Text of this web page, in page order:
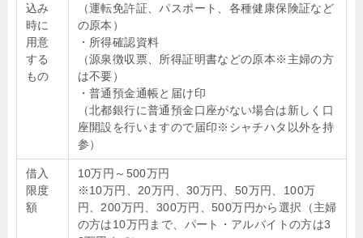
込み
時に
用意
する
もの
（運転免許証、パスポート、各種健康保険証など
の原本）
・所得確認資料
（源泉徴収票、所得証明書などの原本※主婦の方
は不要）
・普通預金通帳と届け印
（北都銀行に普通預金口座がない場合は新しく口
座開設を行いますので届印※シャチハタ以外を持
参）
借入
限度
額
10万円～500万円
※10万円、20万円、30万円、50万円、100万
円、200万円、300万円、500万円から選択（主婦
の方は10万円まで、パート・アルバイトの方は3